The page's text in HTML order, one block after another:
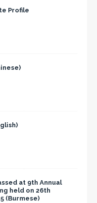
Profile
at 9th Annual
held on 26th
(Burmese)